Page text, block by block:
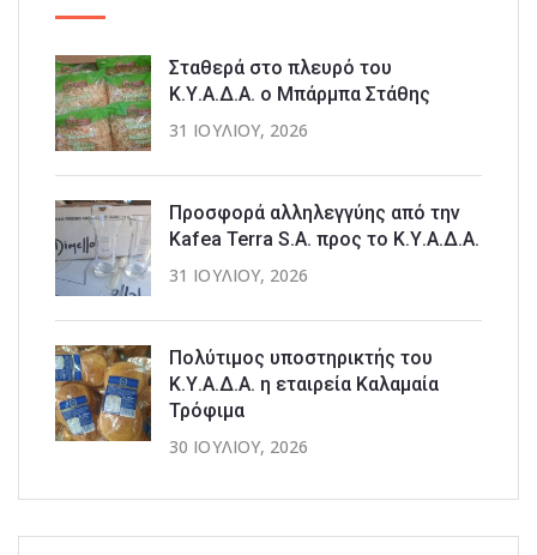
Σταθερά στο πλευρό του
Κ.Υ.Α.Δ.Α. ο Μπάρμπα Στάθης
31 ΙΟΥΛΊΟΥ, 2026
Προσφορά αλληλεγγύης από την
Kafea Terra S.A. προς το Κ.Υ.Α.Δ.Α.
31 ΙΟΥΛΊΟΥ, 2026
Πολύτιμος υποστηρικτής του
Κ.Υ.Α.Δ.Α. η εταιρεία Καλαμαία
Τρόφιμα
30 ΙΟΥΛΊΟΥ, 2026